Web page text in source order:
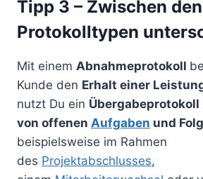
Tipp 3 – Zwischen den
Protokolltypen
Mit einem Abnahmeprotokoll
Kunde den Erhalt einer
nutzt Du ein Übergabeprotokoll
von offenen Aufgaben und
beispielsweise im Rahmen
des Projektabschlusses,